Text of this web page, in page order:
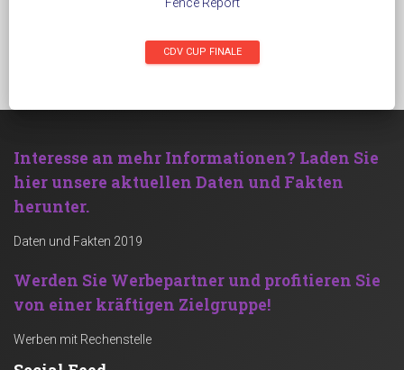
CDV CUP FINALE
Interesse an mehr Informationen? Laden Sie
hier unsere aktuellen Daten und Fakten
herunter.
Daten und Fakten 2019
Werden Sie Werbepartner und profitieren Sie
von einer kräftigen Zielgruppe!
Werben mit Rechenstelle